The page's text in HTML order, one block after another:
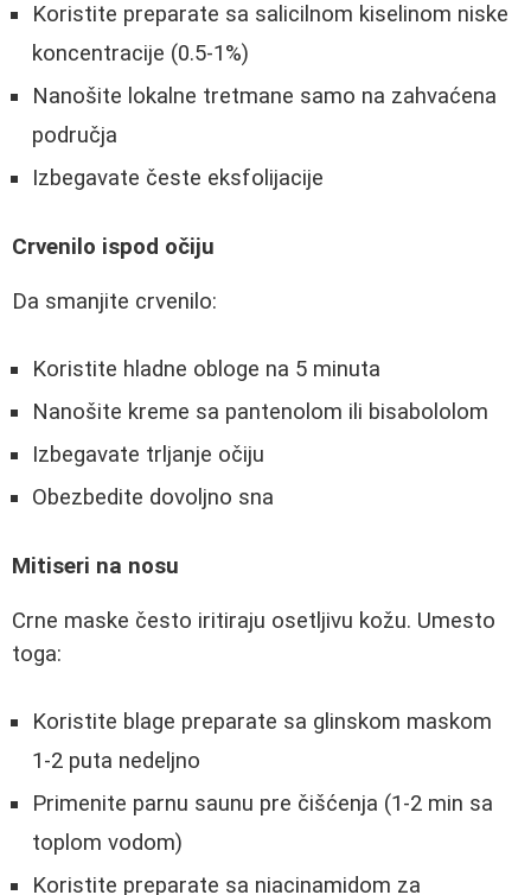
Koristite preparate sa salicilnom kiselinom niske
koncentracije (0.5-1%)
Nanošite lokalne tretmane samo na zahvaćena
područja
Izbegavate česte eksfolijacije
Crvenilo ispod očiju
Da smanjite crvenilo:
Koristite hladne obloge na 5 minuta
Nanošite kreme sa pantenolom ili bisabololom
Izbegavate trljanje očiju
Obezbedite dovoljno sna
Mitiseri na nosu
Crne maske često iritiraju osetljivu kožu. Umesto
toga:
Koristite blage preparate sa glinskom maskom
1-2 puta nedeljno
Primenite parnu saunu pre čišćenja (1-2 min sa
toplom vodom)
Koristite preparate sa niacinamidom za